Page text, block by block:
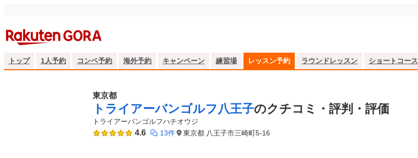
トップ 1人予約 コンペ予約 海外予約 キャンペーン 練習場 レッスン予約 ラウンドレッスン ショートコース
東京都
トライアーバンゴルフ八王子のクチコミ・評判・評価
トライアーバンゴルフハチオウジ
4.6 13件 東京都 八王子市三崎町5-16